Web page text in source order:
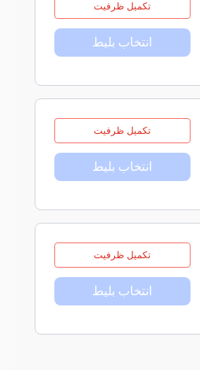
تکمیل ظرفیت
انتخاب بلیط
تکمیل ظرفیت
انتخاب بلیط
تکمیل ظرفیت
انتخاب بلیط